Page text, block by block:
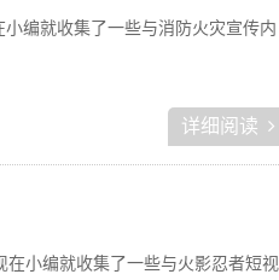
编就收集了一些与消防火灾宣传内
详细阅读
小编就收集了一些与火影忍者短视